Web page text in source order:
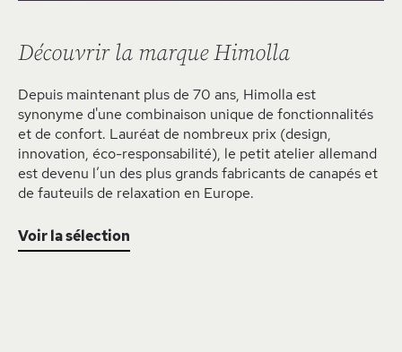
Découvrir la marque Himolla
Depuis maintenant plus de 70 ans, Himolla est
synonyme d'une combinaison unique de fonctionnalités
et de confort. Lauréat de nombreux prix (design,
innovation, éco-responsabilité), le petit atelier allemand
est devenu l’un des plus grands fabricants de canapés et
de fauteuils de relaxation en Europe.
Voir la sélection